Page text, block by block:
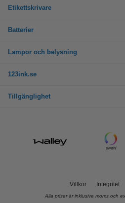
Etikettskrivare
Batterier
Lampor och belysning
123ink.se
Tillgänglighet
Villkor Integritet
Alla priser är inklusive moms och